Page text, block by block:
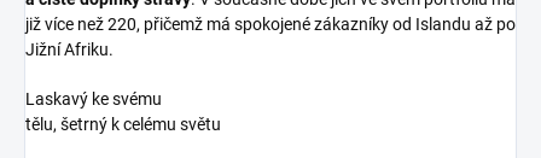
již více než 220, přičemž má spokojené zákazníky od Islandu až po
Jižní Afriku.
Laskavý ke svému
tělu, šetrný k celému světu